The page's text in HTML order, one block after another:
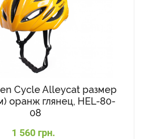
Cycle Alleycat размер
оранж глянец, HEL-80-
08
1 560 грн.